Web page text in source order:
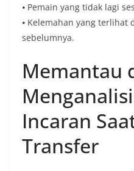
⦁ Pemain yang tidak lagi
⦁ Kelemahan yang terlihat
sebelumnya.
Memantau
Incaran
Transfer